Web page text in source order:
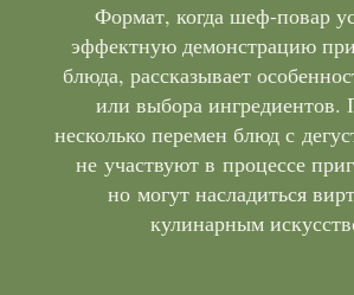
Формат, когда шеф-повар
эффектную демонстрацию
блюда, рассказывает
или выбора ингредиентов.
несколько перемен блюд с
не участвуют в процессе
но могут насладиться
кулинарным